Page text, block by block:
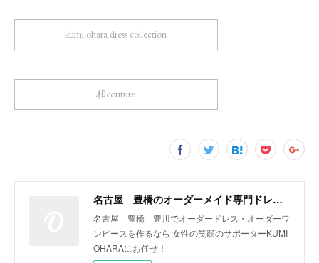
kumi ohara dress collection
和couture
名古屋 豊橋のオーダーメイド専門ドレスデザイナー KUMI OHARA
名古屋 豊橋 豊川でオーダードレス・オーダーワ
ンピースを作るなら 女性の笑顔のサポーターKUMI
OHARAにお任せ！